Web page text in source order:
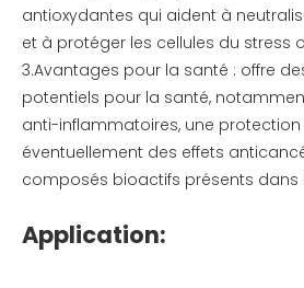
antioxydantes qui aident à
et à protéger les cellules du stress
3.Avantages pour la santé : offre
potentiels pour la santé,
anti-inflammatoires, une
éventuellement des effets
composés bioactifs présents dans
Application: